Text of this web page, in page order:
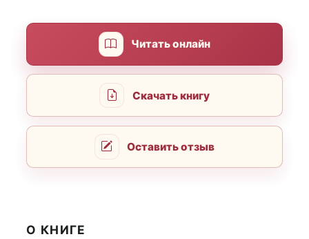
Читать онлайн
Скачать книгу
Оставить отзыв
О КНИГЕ